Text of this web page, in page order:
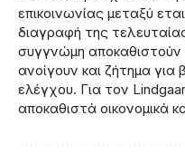
επικοινωνίας μεταξύ
διαγραφή της
συγγνώμη
ανοίγουν και ζήτημα
ελέγχου. Για τον
αποκαθιστά οικονομικά